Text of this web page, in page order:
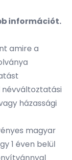
információt.
amire a
házassági
magyar
1 éven belül